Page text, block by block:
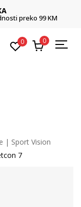
preko 99 KM
0 0
| Sport Vision
7